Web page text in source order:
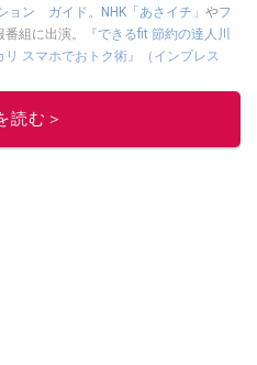
ョン ガイド。 NHK「あさイチ」 やフ
組に出演。
『できるfit 節約の達人川
スマホでおトク術』（インプレス
に、突然会社を辞める。翌月からの
読む＞